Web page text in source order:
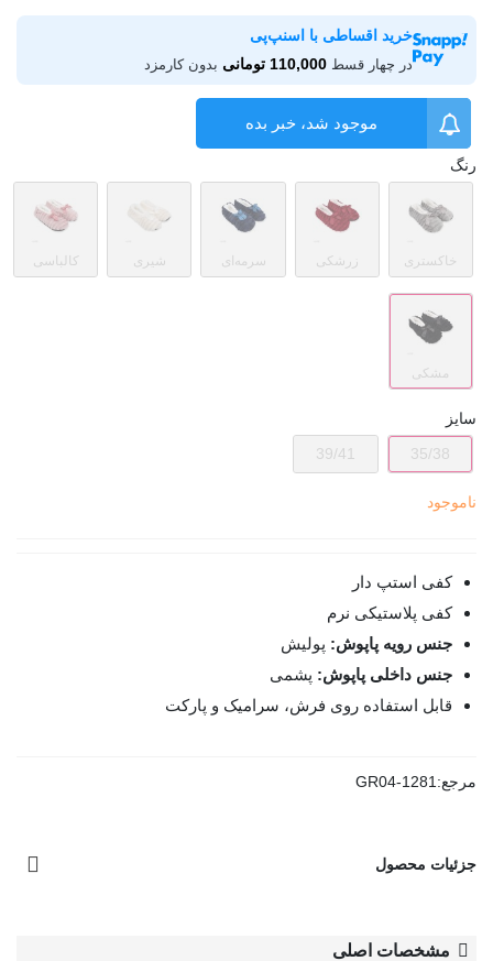
خرید اقساطی با اسنپ‌پی
در چهار قسط 110,000 تومانی بدون کارمزد
موجود شد، خبر بده
رنگ
خاکستری زرشکی سرمه‌ای شیری کالباسی
مشکی
سایز
35/38
39/41
ناموجود
کفی استپ دار
کفی پلاستیکی نرم
جنس رویه پاپوش: پولیش
جنس داخلی پاپوش: پشمی
قابل استفاده روی فرش، سرامیک و پارکت
مرجع: GR04-1281
جزئیات محصول
مشخصات اصلی